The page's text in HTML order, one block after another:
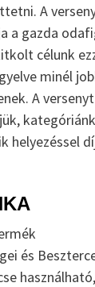
A
a gazda
célunk
minél
A
helyezéssel
és
használható,